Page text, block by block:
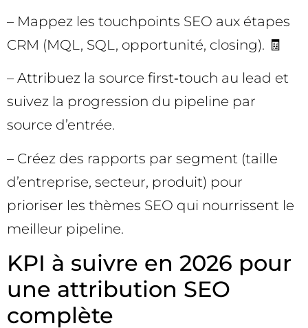
– Mappez les touchpoints SEO aux étapes
CRM (MQL, SQL, opportunité, closing). 🧾
– Attribuez la source first‑touch au lead et
suivez la progression du pipeline par
source d’entrée.
– Créez des rapports par segment (taille
d’entreprise, secteur, produit) pour
prioriser les thèmes SEO qui nourrissent le
meilleur pipeline.
KPI à suivre en 2026 pour
une attribution SEO
complète